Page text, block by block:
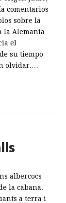
comentarios
sobre la
la Alemania
el
su tiempo
olvidar.…
albercocs
la cabana.
a terra i